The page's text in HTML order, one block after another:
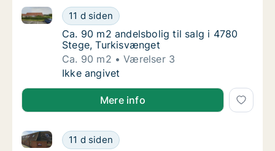
Ca. 90 m2 andelsbolig til salg i 4780
11 d siden
Ca. 90 m2 andelsbolig til salg i 4780 Stege,
Ca. 90 m2 andelsbolig til salg i 4780
Ca. 90 m2 andelsbolig til salg i 4780
Stege, Turkisvænget
Ca. 90 m2
Værelser 3
Ca. 90 m2 andelsbolig til salg i 4780
Ikke angivet
Mere info
Ca. 100 m2 andelsbolig til salg i 4780
11 d siden
Ca. 100 m2 andelsbolig til salg i 4780 Stege,